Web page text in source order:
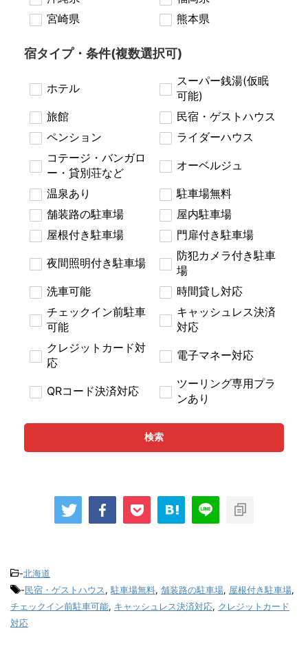
宮崎県
熊本県
宿タイプ・条件(複数選択可)
ホテル
スーパー銭湯(仮眠
可能)
旅館
民宿・ゲストハウス
ペンション
ライダーハウス
コテージ・バンガロ
ー・貸別荘など
オーベルジュ
温泉あり
駐車場無料
舗装路の駐車場
屋内駐車場
屋根付き駐車場
門扉付き駐車場
夜間照明付き駐車場
防犯カメラ付き駐車
場
洗車可能
時間貸し対応
チェックイン前駐車
可能
キャッシュレス決済
対応
クレジットカード対
応
電子マネー対応
QRコード決済対応
ツーリング専用プラ
ンあり
検索
-北海道
-民宿・ゲストハウス, 駐車場無料, 舗装路の駐車場, 屋根付き駐車場,
チェックイン前駐車可能, キャッシュレス決済対応, クレジットカード
対応